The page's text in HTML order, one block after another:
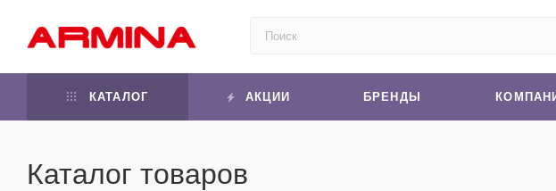
КАТАЛОГ АКЦИИ БРЕНДЫ
Каталог товаров